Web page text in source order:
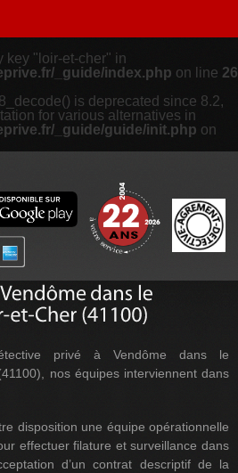
key "loir-et-cher" in
_guide/index.php on line 26
is deprecated since 8.2,
for various alternatives in
_guide/guide/init.php on
privé à Vendôme dans le
nos équipes interviennent dans
disposition une équipe opérationnelle
effectuer filature et surveillance dans
d’un contrat descriptif de la